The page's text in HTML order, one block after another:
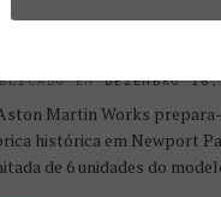
EMDEZEMBRO
Martin Works prepara-
histórica em Newport
de 6 unidades do